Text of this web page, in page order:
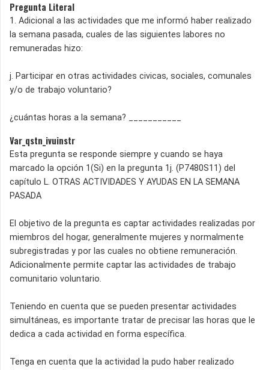
Pregunta Literal
1. Adicional a las actividades que me informó haber realizado
la semana pasada, cuales de las siguientes labores no
remuneradas hizo:
j. Participar en otras actividades civicas, sociales, comunales
y/o de trabajo voluntario?
¿cuántas horas a la semana? ___________
Var_qstn_ivuinstr
Esta pregunta se responde siempre y cuando se haya
marcado la opción 1(Si) en la pregunta 1j. (P7480S11) del
capítulo L. OTRAS ACTIVIDADES Y AYUDAS EN LA SEMANA
PASADA
El objetivo de la pregunta es captar actividades realizadas por
miembros del hogar, generalmente mujeres y normalmente
subregistradas y por las cuales no obtiene remuneración.
Adicionalmente permite captar las actividades de trabajo
comunitario voluntario.
Teniendo en cuenta que se pueden presentar actividades
simultáneas, es importante tratar de precisar las horas que le
dedica a cada actividad en forma específica.
Tenga en cuenta que la actividad la pudo haber realizado